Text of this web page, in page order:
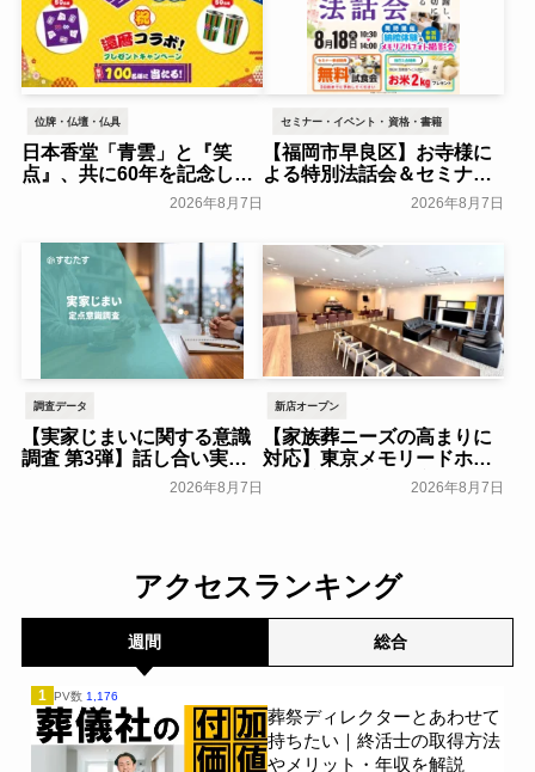
位牌・仏壇・仏具
日本香堂「青雲」と『笑
点』、共に60年を記念した
初コラボ！オリジナルグッ
ズのプレゼントキャンペー
ンを実施～日本香堂～
一般公開
2026年8月7日
セミナー・イベント・資格・書籍
【福岡市早良区】お寺様に
よる特別法話会＆セミナー
特典「無料試食会」を8月
18日(月)にシティホール飯
一般公開
2026年8月7日
調査データ
【実家じまいに関する意識
調査 第3弾】話し合い実施
率は29.5％で前回から低
下。「大相続時代」でも家
2026年8月7日
新店オープン
【家族葬ニーズの高まりに
対応】東京メモリードホー
ルに貸切型家族葬空間『第
８ホール～Living～』オー
2026年8月7日
アクセスランキング
週間 総合
1 PV数 1,176
葬祭ディレクターとあわせて
持ちたい｜終活士の取得方法
やメリット・年収を解説